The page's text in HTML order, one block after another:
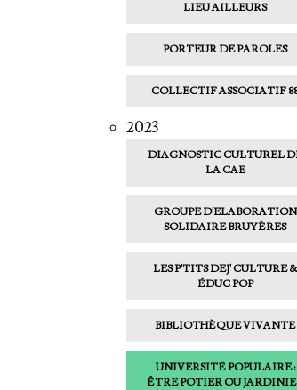
LIEU AILLEURS
PORTEUR DE PAROLES
COLLECTIF ASSOCIATIF
2023
DIAGNOSTIC CULTUREL
LA CAE
GROUPE D'ELABORATION
SOLIDAIRE BRUYÈRES
LES P'TITS DEJ' CULTURE &
ÉDUC POP
BIBLIOTHÈQUE VIVANTE
UNIVERSITÉ POPULAIRE :
ÊTRE POTIER OU